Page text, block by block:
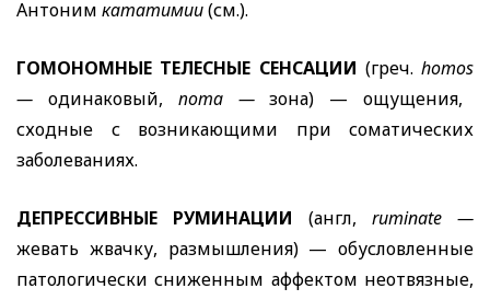
Антоним кататимии(см.).
ГОМОНОМНЫЕ ТЕЛЕСНЫЕ СЕНСАЦИИ (греч. homos
— одинаковый, пота —зона) — ощущения,
сходные с возникающими при соматических
заболеваниях.
ДЕПРЕССИВНЫЕ РУМИНАЦИИ (англ, ruminate —
жевать жвачку, размышления) — обусловленные
патологически сниженным аффектом неотвязные,